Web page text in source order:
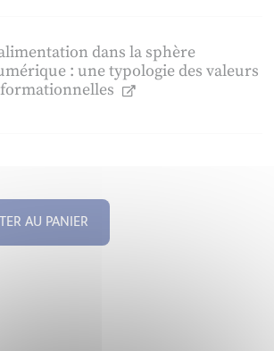
dans la sphère
: une typologie des valeurs
AU PANIER